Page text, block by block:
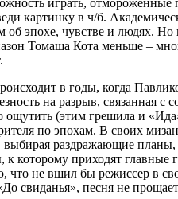
играть,
картинку в ч/б.
эпохе, чувстве и людях. Но
Томаша Кота меньше –
в годы, когда
на разрыв, связанная
ощутить (этим грешила и
по эпохам. В своих
выбирая раздражающие
которому приходят главные
что не вшил бы режиссер в
свиданья», песня не